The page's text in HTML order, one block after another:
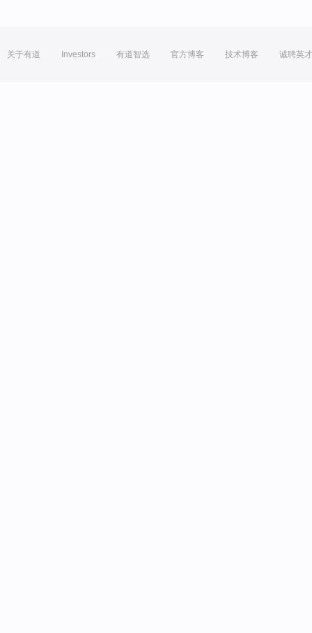
关于有道 Investors 有道智选 官方博客 技术博客 诚聘英才